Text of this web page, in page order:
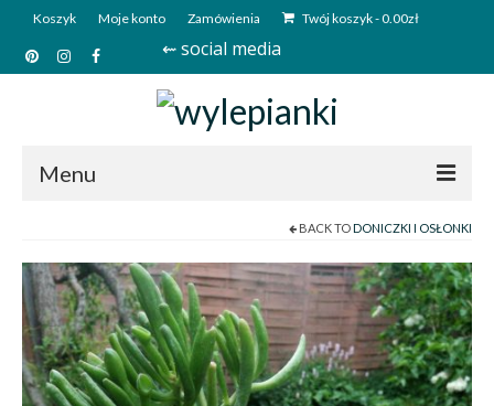
Koszyk Moje konto Zamówienia Twój koszyk-0.00zł
⇜ social media
Menu
Sklep
Kim jesteśmy?
Kontakt
BACK TODONICZKI I OSŁONKI